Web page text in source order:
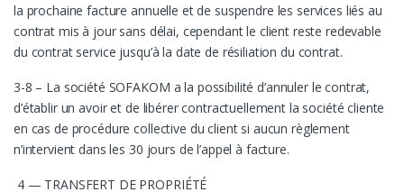
la prochaine facture annuelle et de suspendre les services liés au
contrat mis à jour sans délai, cependant le client reste redevable
du contrat service jusqu’à la date de résiliation du contrat.
3-8 – La société SOFAKOM a la possibilité d’annuler le contrat,
d’établir un avoir et de libérer contractuellement la société cliente
en cas de procédure collective du client si aucun règlement
n’intervient dans les 30 jours de l’appel à facture.
4 — TRANSFERT DE PROPRIÉTÉ